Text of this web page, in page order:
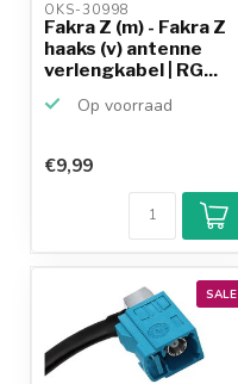
OKS-30998
Fakra Z (m) - Fakra Z
haaks (v) antenne
verlengkabel | RG...
Op voorraad
€9,99
SALE